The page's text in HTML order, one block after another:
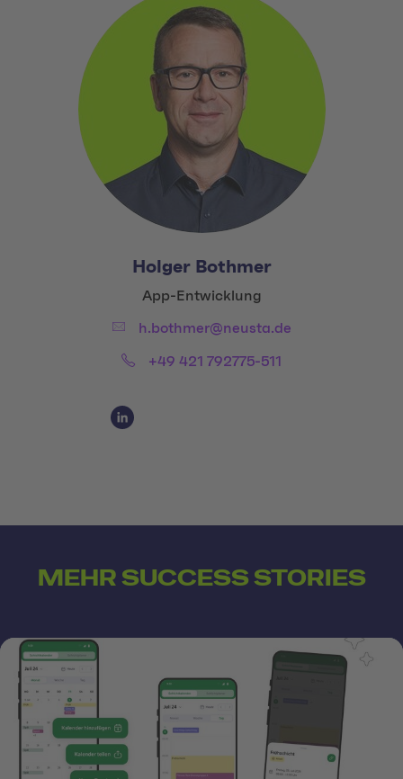
Holger Bothmer
Title:
App-Entwicklung
Email:h.bothmer@neusta.de
Phone:+49 421 792775-511
Social Media Links
Social Media Link 1
MEHR SUCCESS STORIES